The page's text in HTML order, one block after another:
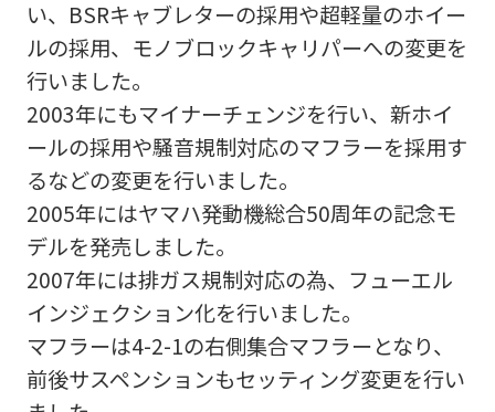
い、BSRキャブレターの採用や超軽量のホイー
ルの採用、モノブロックキャリパーへの変更を
行いました。
2003年にもマイナーチェンジを行い、新ホイ
ールの採用や騒音規制対応のマフラーを採用す
るなどの変更を行いました。
2005年にはヤマハ発動機総合50周年の記念モ
デルを発売しました。
2007年には排ガス規制対応の為、フューエル
インジェクション化を行いました。
マフラーは4-2-1の右側集合マフラーとなり、
前後サスペンションもセッティング変更を行い